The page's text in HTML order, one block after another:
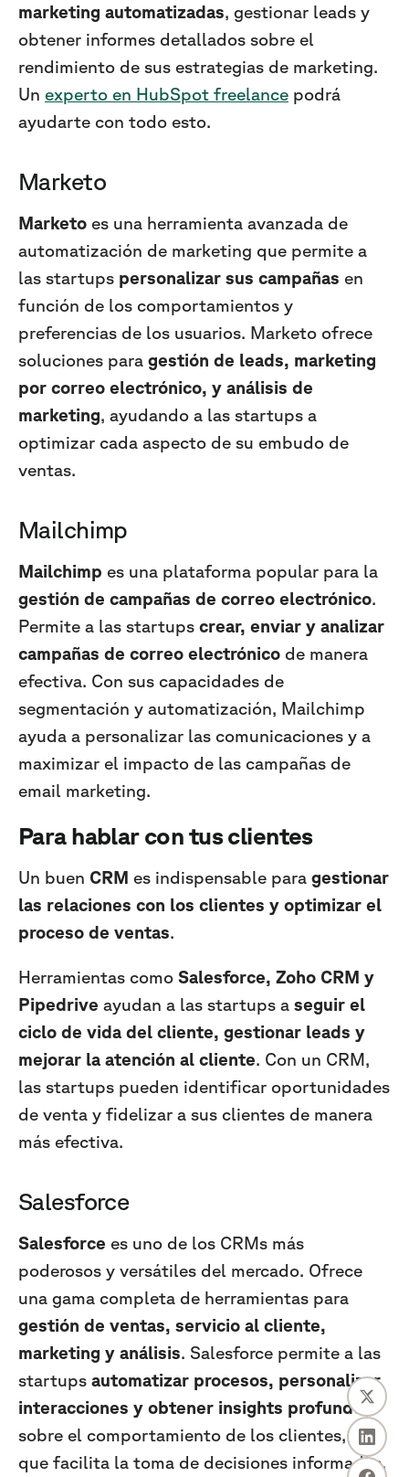
marketing automatizadas, gestionar leads y
obtener informes detallados sobre el
rendimiento de sus estrategias de marketing.
Un experto en HubSpot freelance podrá
ayudarte con todo esto.
Marketo
Marketo es una herramienta avanzada de
automatización de marketing que permite a
las startups personalizar sus campañas en
función de los comportamientos y
preferencias de los usuarios. Marketo ofrece
soluciones para gestión de leads, marketing
por correo electrónico, y análisis de
marketing, ayudando a las startups a
optimizar cada aspecto de su embudo de
ventas.
Mailchimp
Mailchimp es una plataforma popular para la
gestión de campañas de correo electrónico.
Permite a las startups crear, enviar y analizar
campañas de correo electrónico de manera
efectiva. Con sus capacidades de
segmentación y automatización, Mailchimp
ayuda a personalizar las comunicaciones y a
maximizar el impacto de las campañas de
email marketing.
Para hablar con tus clientes
Un buen CRM es indispensable para gestionar
las relaciones con los clientes y optimizar el
proceso de ventas.
Herramientas como Salesforce, Zoho CRM y
Pipedrive ayudan a las startups a seguir el
ciclo de vida del cliente, gestionar leads y
mejorar la atención al cliente. Con un CRM,
las startups pueden identificar oportunidades
de venta y fidelizar a sus clientes de manera
más efectiva.
Salesforce
Salesforce es uno de los CRMs más
poderosos y versátiles del mercado. Ofrece
una gama completa de herramientas para
gestión de ventas, servicio al cliente,
marketing y análisis. Salesforce permite a las
startups automatizar procesos, personalizar
interacciones y obtener insights profundos
sobre el comportamiento de los clientes, lo
que facilita la toma de decisiones informadas.